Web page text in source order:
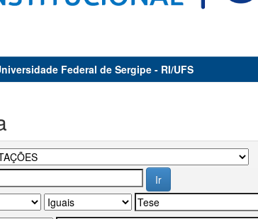
Federal de Sergipe - RI/UFS